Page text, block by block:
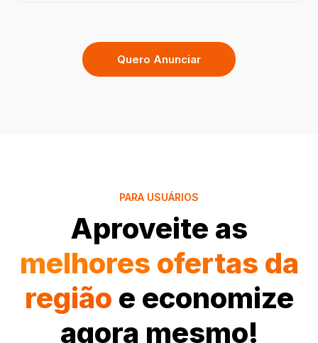
Quero Anunciar
PARA USUÁRIOS
Aproveite as
melhores ofertas da
região e economize
agora mesmo!